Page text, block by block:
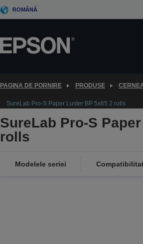
ROMÂNĂ
PAGINA DE PORNIRE PRODUSE
SureLab Pro-S Paper Luster BP 5x65 2 rolls
SureLab Pro-S
rolls
Modelele seriei